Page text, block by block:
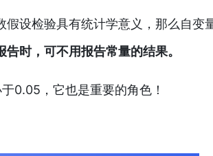
假设检验具有统计学意义，那么自变
告时，可不用报告常量的结果。
0.05，它也是重要的角色！